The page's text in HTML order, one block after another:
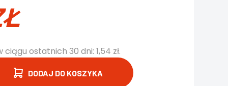
ciągu ostatnich 30 dni: 1,54 zł.
DODAJ DO KOSZYKA